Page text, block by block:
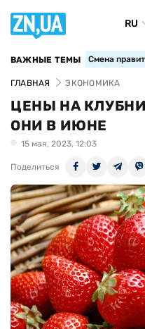
RU
ВАЖНЫЕ ТЕМЫ Смена
ГЛАВНАЯ ЭКОНОМИКА
ЦЕНЫ НА
ОНИ В ИЮНЕ
15 мая, 2023, 12:03
Поделиться